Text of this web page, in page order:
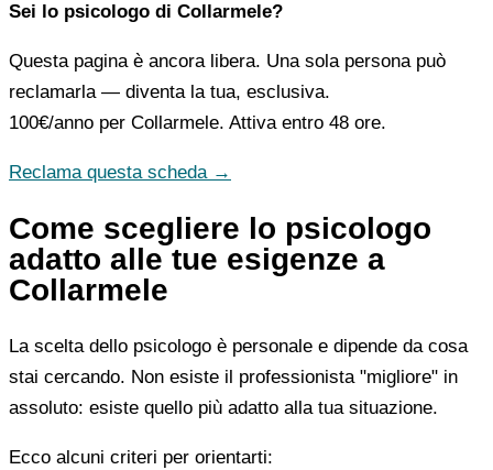
Sei lo psicologo di Collarmele?
Questa pagina è ancora libera. Una sola persona può
reclamarla — diventa la tua, esclusiva.
100€/anno per Collarmele. Attiva entro 48 ore.
Reclama questa scheda →
Come scegliere lo psicologo
adatto alle tue esigenze a
Collarmele
La scelta dello psicologo è personale e dipende da cosa
stai cercando. Non esiste il professionista "migliore" in
assoluto: esiste quello più adatto alla tua situazione.
Ecco alcuni criteri per orientarti: